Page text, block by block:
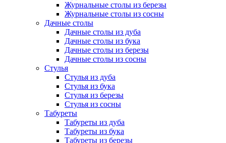
Журнальные столы из березы
Журнальные столы из сосны
Дачные столы
Дачные столы из дуба
Дачные столы из бука
Дачные столы из березы
Дачные столы из сосны
Стулья
Стулья из дуба
Стулья из бука
Стулья из березы
Стулья из сосны
Табуреты
Табуреты из дуба
Табуреты из бука
Табуреты из березы